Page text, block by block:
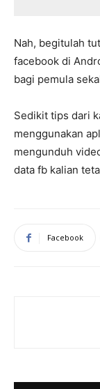
Nah, begitulah
facebook di
bagi pemula
Sedikit tips dari
menggunakan
mengunduh
data fb kalian
Facebook